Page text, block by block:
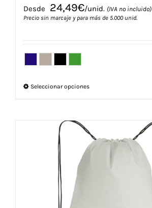
Desde 24,49€/unid. (IVA no incluido)
Precio sin marcaje y para más de 5.000 unid.
Seleccionar opcionesEste
variantes.
Las